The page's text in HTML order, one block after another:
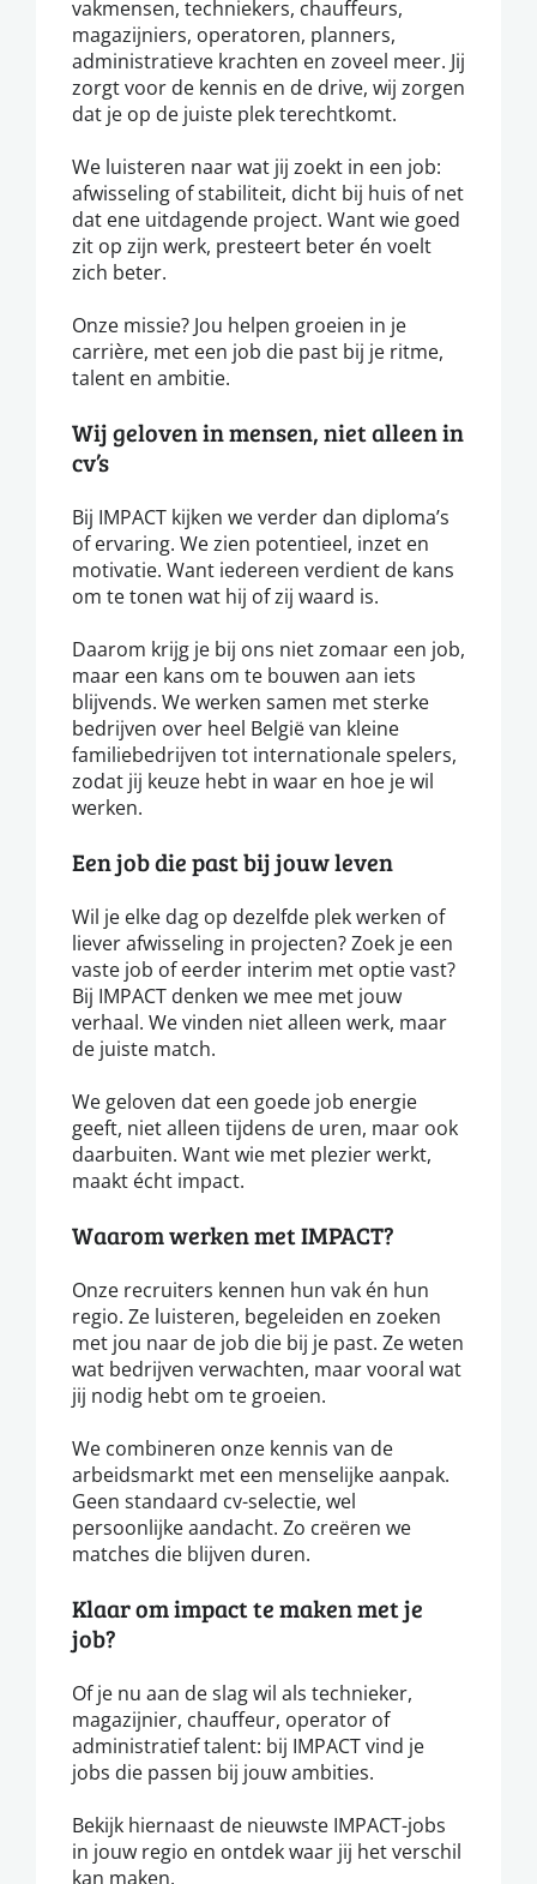
vakmensen, techniekers, chauffeurs,
magazijniers, operatoren, planners,
administratieve krachten en zoveel meer. Jij
zorgt voor de kennis en de drive, wij zorgen
dat je op de juiste plek terechtkomt.
We luisteren naar wat jij zoekt in een job:
afwisseling of stabiliteit, dicht bij huis of net
dat ene uitdagende project. Want wie goed
zit op zijn werk, presteert beter én voelt
zich beter.
Onze missie? Jou helpen groeien in je
carrière, met een job die past bij je ritme,
talent en ambitie.
Wij geloven in mensen, niet alleen in
cv’s
Bij IMPACT kijken we verder dan diploma’s
of ervaring. We zien potentieel, inzet en
motivatie. Want iedereen verdient de kans
om te tonen wat hij of zij waard is.
Daarom krijg je bij ons niet zomaar een job,
maar een kans om te bouwen aan iets
blijvends. We werken samen met sterke
bedrijven over heel België van kleine
familiebedrijven tot internationale spelers,
zodat jij keuze hebt in waar en hoe je wil
werken.
Een job die past bij jouw leven
Wil je elke dag op dezelfde plek werken of
liever afwisseling in projecten? Zoek je een
vaste job of eerder interim met optie vast?
Bij IMPACT denken we mee met jouw
verhaal. We vinden niet alleen werk, maar
de juiste match.
We geloven dat een goede job energie
geeft, niet alleen tijdens de uren, maar ook
daarbuiten. Want wie met plezier werkt,
maakt écht impact.
Waarom werken met IMPACT?
Onze recruiters kennen hun vak én hun
regio. Ze luisteren, begeleiden en zoeken
met jou naar de job die bij je past. Ze weten
wat bedrijven verwachten, maar vooral wat
jij nodig hebt om te groeien.
We combineren onze kennis van de
arbeidsmarkt met een menselijke aanpak.
Geen standaard cv-selectie, wel
persoonlijke aandacht. Zo creëren we
matches die blijven duren.
Klaar om impact te maken met je
job?
Of je nu aan de slag wil als technieker,
magazijnier, chauffeur, operator of
administratief talent: bij IMPACT vind je
jobs die passen bij jouw ambities.
Bekijk hiernaast de nieuwste IMPACT-jobs
in jouw regio en ontdek waar jij het verschil
kan maken.